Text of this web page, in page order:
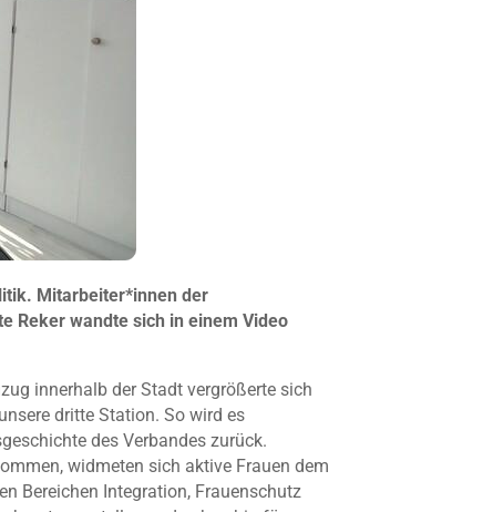
Mitarbeiter*innen der
Reker wandte sich in einem Video
innerhalb der Stadt vergrößerte sich
dritte Station. So wird es
des Verbandes zurück.
widmeten sich aktive Frauen dem
Bereichen Integration, Frauenschutz